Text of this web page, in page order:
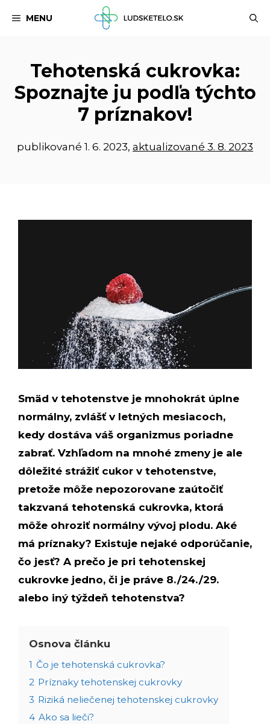
MENU
Tehotenská cukrovka:
Spoznajte ju podľa týchto
7 príznakov!
publikované 1. 6. 2023, aktualizované 3. 8. 2023
Smäd v tehotenstve je mnohokrát úplne
normálny, zvlášť v letných mesiacoch,
kedy dostáva váš organizmus poriadne
zabrať. Vzhľadom na mnohé zmeny je ale
dôležité strážiť cukor v tehotenstve,
pretože môže nepozorovane zaútočiť
takzvaná tehotenská cukrovka, ktorá
môže ohroziť normálny vývoj plodu. Aké
má príznaky? Existuje nejaké odporúčanie,
čo jesť? A prečo je pri tehotenskej
cukrovke jedno, či je práve 8./24./29.
alebo iný týždeň tehotenstva?
Osnova článku
1 Čo je tehotenská cukrovka?
2 Príznaky tehotenskej cukrovky
3 Riziká neliečenej tehotenskej cukrovky
4 Ako sa lieči?